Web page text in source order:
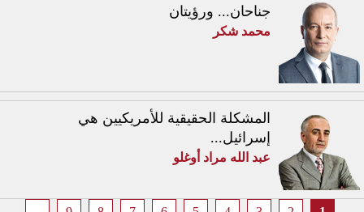
جناحان... ورؤيتان
محمد شكر
المشكلة الحقيقية للأمريكيين هي
إسرائيل...
عبد الله مراد أوغلو